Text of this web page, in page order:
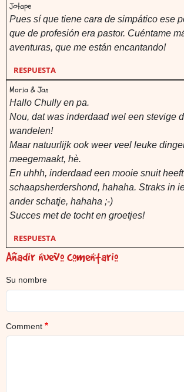
Jotape
Pues sí que tiene cara de simpático ese
que de profesión era pastor. Cuéntame
aventuras, que me están encantando!
RESPUESTA
Maria & Jan
Hallo Chully en pa.
Nou, dat was inderdaad wel een stevige
wandelen!
Maar natuurlijk ook weer veel leuke
meegemaakt, hè.
En uhhh, inderdaad een mooie snuit
schaapsherdershond, hahaha. Straks in
ander schatje, hahaha ;-)
Succes met de tocht en groetjes!
RESPUESTA
Añadir nuevo comentario
Su nombre
Comment